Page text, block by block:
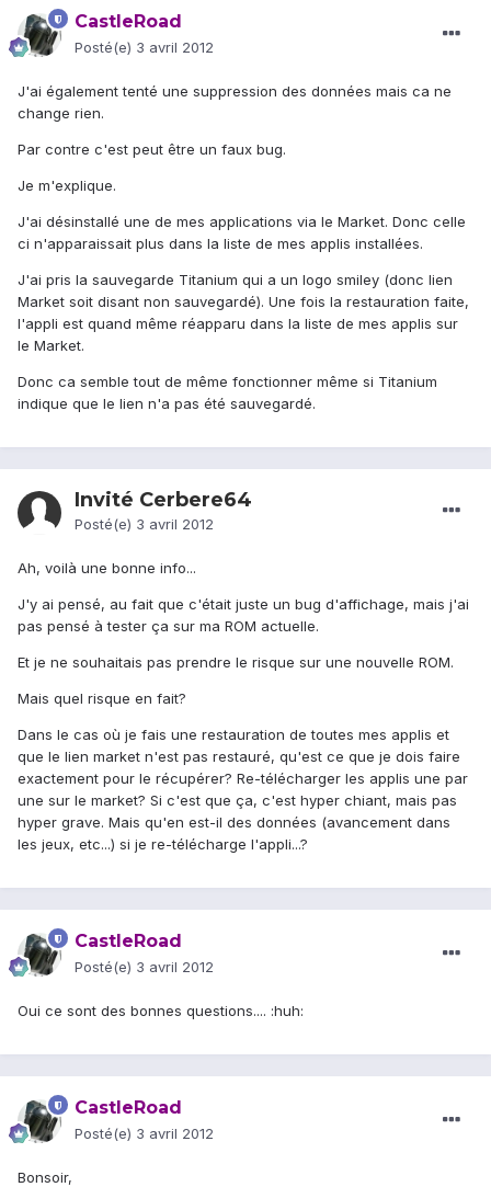
CastleRoad
Posté(e) 3 avril 2012
J'ai également tenté une suppression des données mais ca ne
change rien.
Par contre c'est peut être un faux bug.
Je m'explique.
J'ai désinstallé une de mes applications via le Market. Donc celle
ci n'apparaissait plus dans la liste de mes applis installées.
J'ai pris la sauvegarde Titanium qui a un logo smiley (donc lien
Market soit disant non sauvegardé). Une fois la restauration faite,
l'appli est quand même réapparu dans la liste de mes applis sur
le Market.
Donc ca semble tout de même fonctionner même si Titanium
indique que le lien n'a pas été sauvegardé.
Invité Cerbere64
Posté(e) 3 avril 2012
Ah, voilà une bonne info...
J'y ai pensé, au fait que c'était juste un bug d'affichage, mais j'ai
pas pensé à tester ça sur ma ROM actuelle.
Et je ne souhaitais pas prendre le risque sur une nouvelle ROM.
Mais quel risque en fait?
Dans le cas où je fais une restauration de toutes mes applis et
que le lien market n'est pas restauré, qu'est ce que je dois faire
exactement pour le récupérer? Re-télécharger les applis une par
une sur le market? Si c'est que ça, c'est hyper chiant, mais pas
hyper grave. Mais qu'en est-il des données (avancement dans
les jeux, etc...) si je re-télécharge l'appli...?
CastleRoad
Posté(e) 3 avril 2012
Oui ce sont des bonnes questions.... :huh:
CastleRoad
Posté(e) 3 avril 2012
Bonsoir,